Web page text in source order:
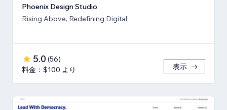
Phoenix Design Studio
Rising Above, Redefining Digital
5.0 (56)
料金：$100 より
表示